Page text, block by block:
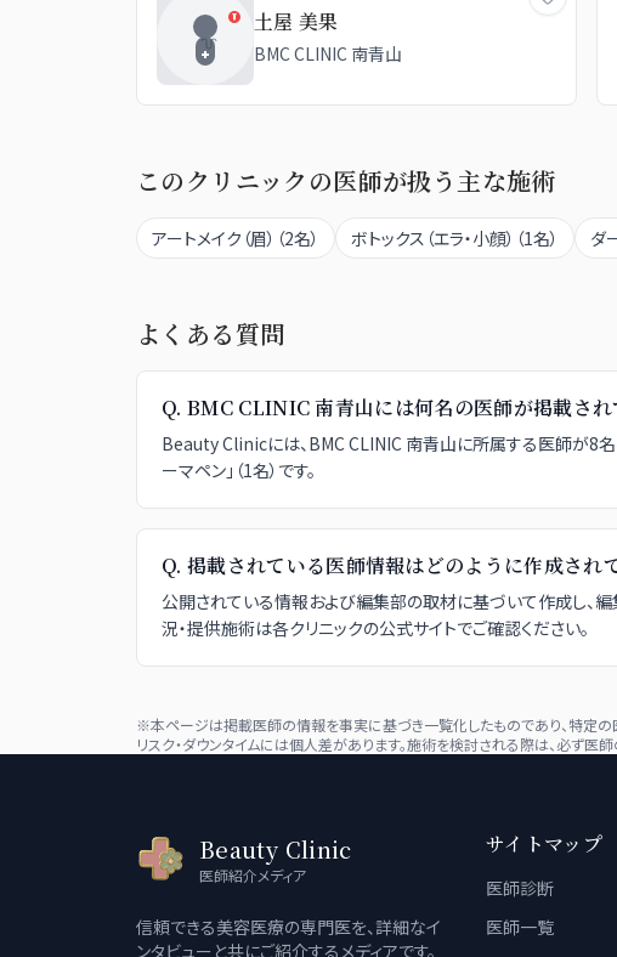
土屋 美果
BMC CLINIC 南青山
このクリニックの医師が扱う主な施術
アートメイク（眉） （2名） ボトックス（エラ・小顔） （1名） ダ
よくある質問
Q. BMC CLINIC 南青山には何名の医師が掲載され
Beauty Clinicには、BMC CLINIC 南青山に所属する医師が8名掲載
ーマペン」（1名）です。
Q. 掲載されている医師情報はどのように作成され
公開されている情報および編集部の取材に基づいて作成し、
況・提供施術は各クリニックの公式サイトでご確認ください。
※本ページは掲載医師の情報を事実に基づき一覧化したものであり、特定の
リスク・ダウンタイムには個人差があります。施術を検討される際は、必ず医
Beauty Clinic
医師紹介メディア
信頼できる美容医療の専門医を、詳細なイ
ンタビューと共にご紹介するメディアです。
サイトマップ
医師診断
医師一覧